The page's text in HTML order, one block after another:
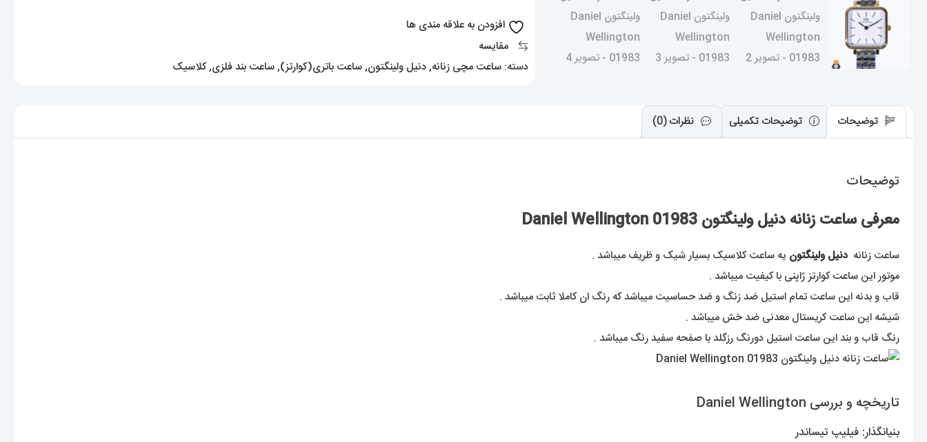
01983
عدد
افزودن به علاقه مندی ها
مقایسه
دسته: ساعت مچی زنانه,دنیل ولینگتون,ساعت باتری(کوارتز),ساعت بند فلزی,کلاسیک
توضیحات توضیحات تکمیلی نظرات (0)
توضیحات
معرفی ساعت زنانه دنیل ولینگتون Daniel Wellington 01983
ساعت زنانه دنیل ولینگتون یه ساعت کلاسیک بسیار شیک و ظریف میباشد .
موتور این ساعت کوارتز ژاپنی با کیفیت میباشد .
قاب و بدنه این ساعت تمام استیل ضد زنگ و ضد حساسیت میباشد که رنگ ان کاملا ثابت میباشد .
شیشه این ساعت کریستال معدنی ضد خش میباشد .
رنگ قاب و بند این ساعت استیل دورنگ رزگلد با صفحه سفید رنگ میباشد .
تاریخچه و بررسی Daniel Wellington
بنیانگذار: فیلیپ تیساندر